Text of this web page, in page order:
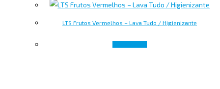
LTS Frutos Vermelhos – Lava Tudo / Higienizante